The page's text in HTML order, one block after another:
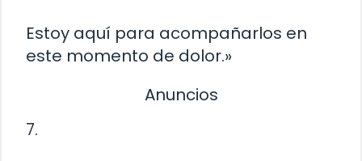
Estoy aquí para acompañarlos en
este momento de dolor.»
Anuncios
7.